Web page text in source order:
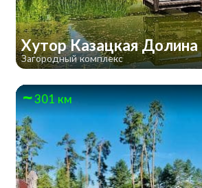
Хутор Казацкая Долина
Загородный комплекс
301 км